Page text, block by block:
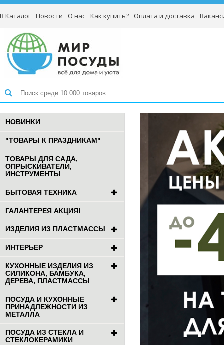
В Каталог Новости О нас Как купить? Оплата и доставка
НОВИНКИ
"ТОВАРЫ К ПРАЗДНИКАМ"
ТОВАРЫ ДЛЯ САДА,
ОПРЫСКИВАТЕЛИ,
ИНСТРУМЕНТЫ
БЫТОВАЯ ТЕХНИКА
ГАЛАНТЕРЕЯ АКЦИЯ!
ИЗДЕЛИЯ ИЗ ПЛАСТМАССЫ
ИНТЕРЬЕР
КУХОННЫЕ ИЗДЕЛИЯ ИЗ
СИЛИКОНА, БАМБУКА,
ДЕРЕВА, ПЛАСТМАССЫ
ПОСУДА И КУХОННЫЕ
ПРИНАДЛЕЖНОСТИ ИЗ
МЕТАЛЛА
ПОСУДА ИЗ СТЕКЛА И
СТЕКЛОКЕРАМИКИ